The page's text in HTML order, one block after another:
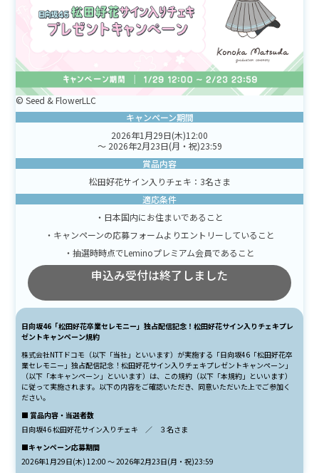
© Seed & FlowerLLC
キャンペーン期間
2026年1月29日(木)12:00
～ 2026年2月23日(月・祝)23:59
賞品内容
松田好花サイン入りチェキ：3名さま
適応条件
・日本国内にお住まいであること
・キャンペーンの応募フォームよりエントリーしていること
・抽選時時点でLeminoプレミアム会員であること
申込み受付は終了しました
日向坂46「松田好花卒業セレモニー」独占配信記念！松田好花サイン入りチェキプレ
ゼントキャンペーン規約
株式会社NTTドコモ（以下「当社」といいます）が実施する「日向坂46「松田好花卒
業セレモニー」独占配信記念！松田好花サイン入りチェキプレゼントキャンペーン」
（以下「本キャンペーン」といいます）は、この規約（以下「本規約」といいます）
に従って実施されます。以下の内容をご確認いただき、同意いただいた上でご参加く
ださい。
■ 賞品内容・当選者数
日向坂46 松田好花サイン入りチェキ ／ ３名さま
■キャンペーン応募期間
2026年1月29日(木) 12:00 ～ 2026年2月23日(月・祝)23:59